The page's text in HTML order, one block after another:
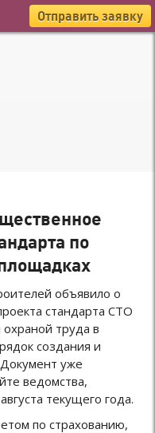
Отправить заявку
по
объявило о
стандарта СТО
труда в
создания и
уже
ведомства,
текущего года.
по страхованию,